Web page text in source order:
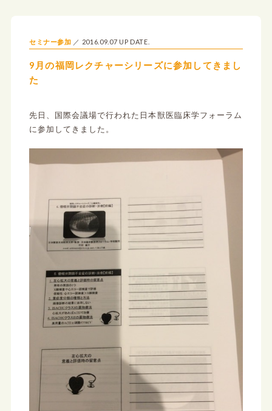
9月の福岡レクチャーシリーズに参加してきまし
た
セミナー参加 2016.09.07 UP DATE.
先日、国際会議場で行われた日本獣医臨床学フォーラム
に参加してきました。